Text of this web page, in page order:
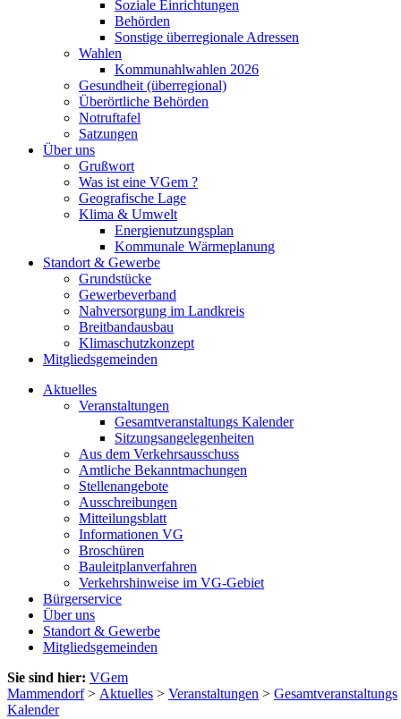
Soziale Einrichtungen
Behörden
Sonstige überregionale Adressen
Wahlen
Kommunahlwahlen 2026
Gesundheit (überregional)
Überörtliche Behörden
Notruftafel
Satzungen
Über uns
Grußwort
Was ist eine VGem ?
Geografische Lage
Klima & Umwelt
Energienutzungsplan
Kommunale Wärmeplanung
Standort & Gewerbe
Grundstücke
Gewerbeverband
Nahversorgung im Landkreis
Breitbandausbau
Klimaschutzkonzept
Mitgliedsgemeinden
Aktuelles
Veranstaltungen
Gesamtveranstaltungs Kalender
Sitzungsangelegenheiten
Aus dem Verkehrsausschuss
Amtliche Bekanntmachungen
Stellenangebote
Ausschreibungen
Mitteilungsblatt
Informationen VG
Broschüren
Bauleitplanverfahren
Verkehrshinweise im VG-Gebiet
Bürgerservice
Über uns
Standort & Gewerbe
Mitgliedsgemeinden
Sie sind hier: VGem
Mammendorf> Aktuelles > Veranstaltungen > Gesamtveranstaltungs
Kalender